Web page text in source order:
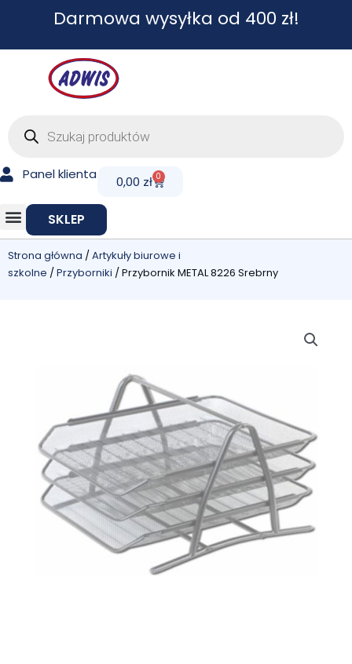
Darmowa wysyłka od 400 zł!
Panel klienta 0,00 zł 0
Cart
SKLEP
Strona główna /Artykuły biurowe i
szkolne /Przyborniki / Przybornik METAL 8226 Srebrny